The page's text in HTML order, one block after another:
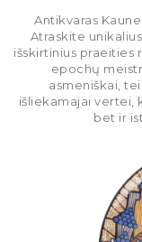
Antikvaras
Atraskite
išskirtinius praeities
epochų
asmeniškai,
išliekamajai vertei,
bet ir